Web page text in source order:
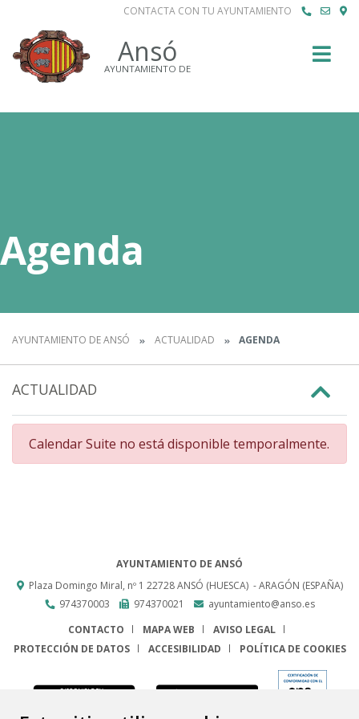
CONTACTA CON TU AYUNTAMIENTO
Ansó
AYUNTAMIENTO DE
Agenda
AYUNTAMIENTO DE ANSÓ ACTUALIDAD AGENDA
ACTUALIDAD
Calendar Suite no está disponible temporalmente.
AYUNTAMIENTO DE ANSÓ
Plaza Domingo Miral, nº 1 22728 ANSÓ (HUESCA) - ARAGÓN (ESPAÑA)
974370003
974370021
ayuntamiento@anso.es
CONTACTO
MAPA WEB
AVISO LEGAL
PROTECCIÓN DE DATOS
ACCESIBILIDAD POLÍTICA DE COOKIES